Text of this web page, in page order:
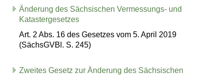
Änderung des Sächsischen Vermessungs- und
Katastergesetzes
Art. 2 Abs. 16 des Gesetzes vom 5. April 2019
(SächsGVBl. S. 245)
Zweites Gesetz zur Änderung des Sächsischen